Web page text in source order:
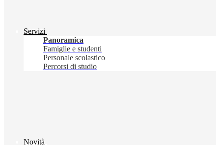
Servizi
Panoramica
Famiglie e studenti
Personale scolastico
Percorsi di studio
Novità